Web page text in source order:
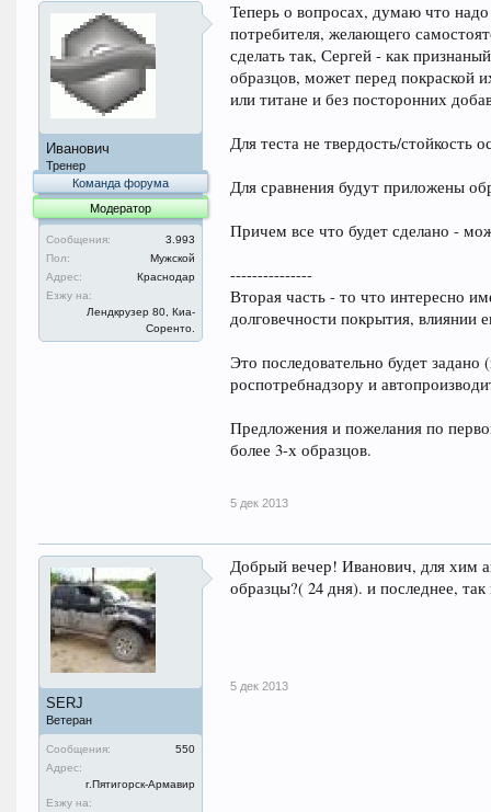
Иванович
Тренер
Команда форума
Модератор
Сообщения:
3.993
Пол:
Мужской
Адрес:
Краснодар
Езжу на:
Лендкрузер 80, Киа-
Соренто.
Теперь о вопросах, думаю что
потребителя, желающего
сделать так, Сергей - как
образцов, может перед покраской
или титане и без посторонних
Для теста не твердость/стойкость
Для сравнения будут приложены
Причем все что будет сделано -
---------------
Вторая часть - то что интересно
долговечности покрытия, влиянии
Это последовательно будет
роспотребнадзору и
Предложения и пожелания по
более 3-х образцов.
5 дек 2013
SERJ
Ветеран
Сообщения:
550
Адрес:
г.Пятигорск-Армавир
Езжу на:
Добрый вечер! Иванович, для хим
образцы?( 24 дня). и последнее,
5 дек 2013